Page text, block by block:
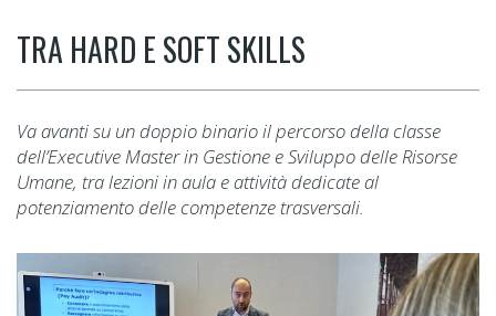
TRA HARD E SOFT SKILLS
Va avanti su un doppio binario il percorso della classe
dell’Executive Master in Gestione e Sviluppo delle Risorse
Umane, tra lezioni in aula e attività dedicate al
potenziamento delle competenze trasversali.